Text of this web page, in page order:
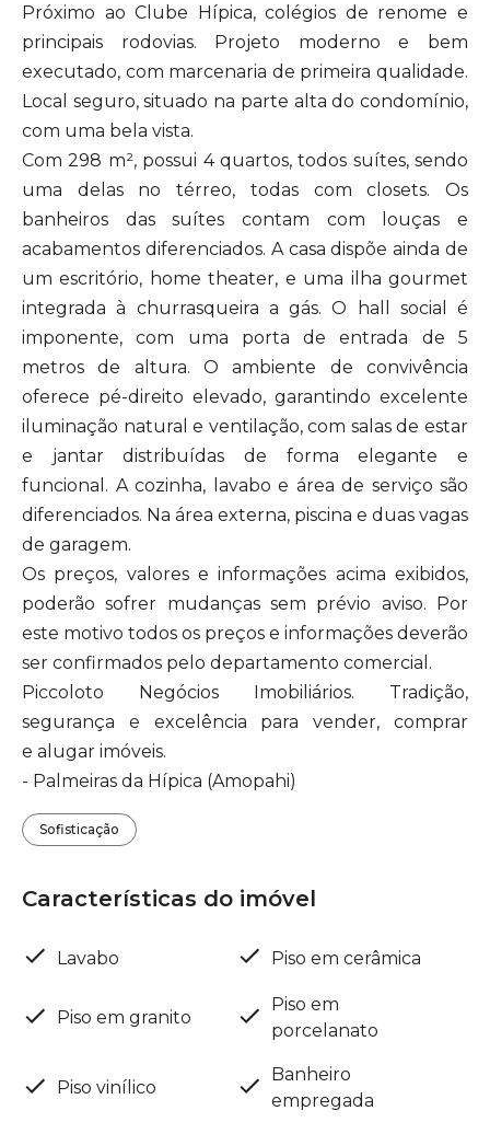
Próximo ao Clube Hípica, colégios de renome e
principais rodovias. Projeto moderno e bem
executado, com marcenaria de primeira qualidade.
Local seguro, situado na parte alta do condomínio,
com uma bela vista.
Com 298 m², possui 4 quartos, todos suítes, sendo
uma delas no térreo, todas com closets. Os
banheiros das suítes contam com louças e
acabamentos diferenciados. A casa dispõe ainda de
um escritório, home theater, e uma ilha gourmet
integrada à churrasqueira a gás. O hall social é
imponente, com uma porta de entrada de 5
metros de altura. O ambiente de convivência
oferece pé-direito elevado, garantindo excelente
iluminação natural e ventilação, com salas de estar
e jantar distribuídas de forma elegante e
funcional. A cozinha, lavabo e área de serviço são
diferenciados. Na área externa, piscina e duas vagas
de garagem.
Os preços, valores e informações acima exibidos,
poderão sofrer mudanças sem prévio aviso. Por
este motivo todos os preços e informações deverão
ser confirmados pelo departamento comercial.
Piccoloto Negócios Imobiliários. Tradição,
segurança e excelência para vender, comprar
e alugar imóveis.
- Palmeiras da Hípica (Amopahi)
Sofisticação
Características do imóvel
Lavabo Piso em cerâmica
Piso em granito
Piso em
porcelanato
Piso vinílico
Banheiro
empregada